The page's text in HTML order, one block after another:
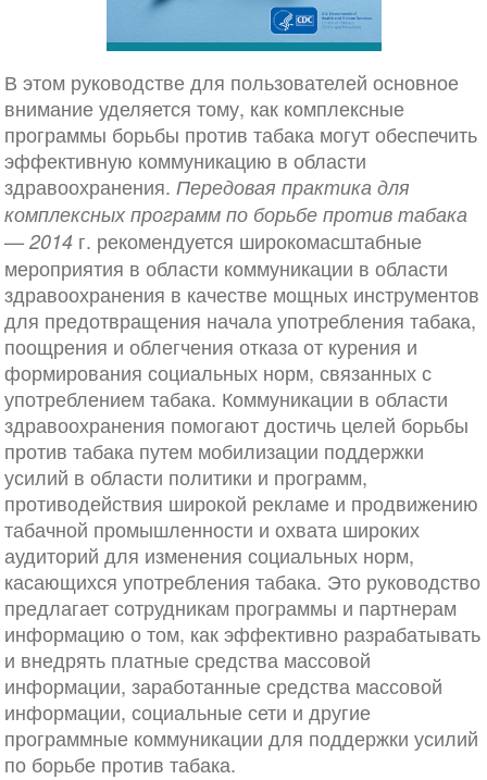
В этом руководстве для пользователей основное
внимание уделяется тому, как комплексные
программы борьбы против табака могут обеспечить
эффективную коммуникацию в области
здравоохранения. Передовая практика для
комплексных программ по борьбе против табака
— 2014г. рекомендуется широкомасштабные
мероприятия в области коммуникации в области
здравоохранения в качестве мощных инструментов
для предотвращения начала употребления табака,
поощрения и облегчения отказа от курения и
формирования социальных норм, связанных с
употреблением табака. Коммуникации в области
здравоохранения помогают достичь целей борьбы
против табака путем мобилизации поддержки
усилий в области политики и программ,
противодействия широкой рекламе и продвижению
табачной промышленности и охвата широких
аудиторий для изменения социальных норм,
касающихся употребления табака. Это руководство
предлагает сотрудникам программы и партнерам
информацию о том, как эффективно разрабатывать
и внедрять платные средства массовой
информации, заработанные средства массовой
информации, социальные сети и другие
программные коммуникации для поддержки усилий
по борьбе против табака.